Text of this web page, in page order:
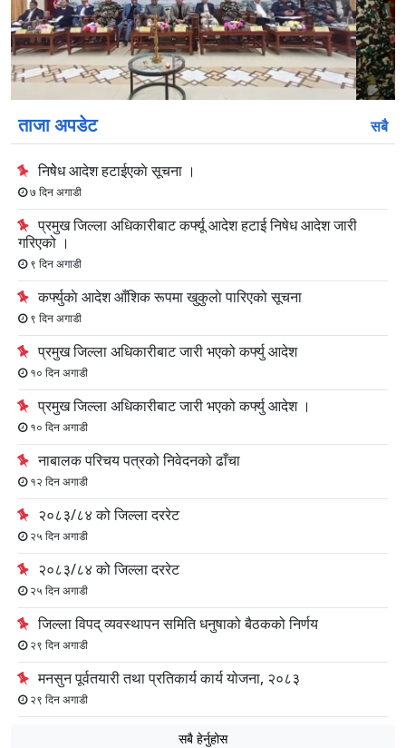
स्लाइड
स्लाइड
ताजा अपडेट सबै
निषेेध आदेश हटाईएकाे सूचना ।
७ दिन अगाडी
प्रमुख जिल्ला अधिकारीबाट कर्फ्यू आदेश हटाई निषेध आदेश जारी
गरिएको ।
९ दिन अगाडी
कर्फ्युकाे आदेश आँशिक रूपमा खुकुलाे पारिएको सूचना
९ दिन अगाडी
प्रमुख जिल्ला अधिकारीबाट जारी भएको कर्फ्यु आदेश
१० दिन अगाडी
प्रमुख जिल्ला अधिकारीबाट जारी भएको कर्फ्यु आदेश ।
१० दिन अगाडी
नाबालक परिचय पत्रको निवेदनको ढाँचा
१२ दिन अगाडी
२०८३/८४ को जिल्ला दररेट
२५ दिन अगाडी
२०८३/८४ को जिल्ला दररेट
२५ दिन अगाडी
जिल्ला विपद् व्यवस्थापन समिति धनुषाको बैठकको निर्णय
२९ दिन अगाडी
मनसुन पूर्वतयारी तथा प्रतिकार्य कार्य योजना, २०८३
२९ दिन अगाडी
सबै हेर्नुहोस